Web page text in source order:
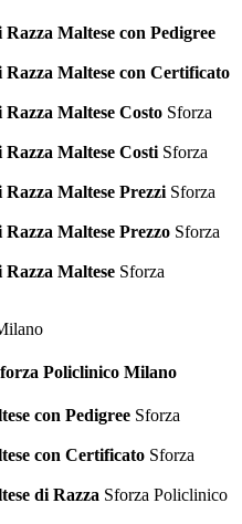
Maltese con Pedigree
Maltese con Certificato
Maltese Costo Sforza
Maltese Costi Sforza
Maltese Prezzi Sforza
Maltese Prezzo Sforza
Maltese Sforza
Policlinico Milano
con Pedigree Sforza
con Certificato Sforza
di Razza Sforza Policlinico